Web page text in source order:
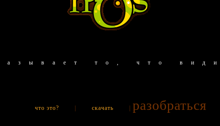
то, что
что это? скачать разобраться